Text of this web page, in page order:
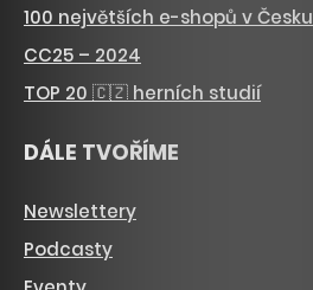
100 největších e-shopů v Česku
CC25 – 2024
TOP 20 🇨🇿 herních studií
DÁLE TVOŘÍME
Newslettery
Podcasty